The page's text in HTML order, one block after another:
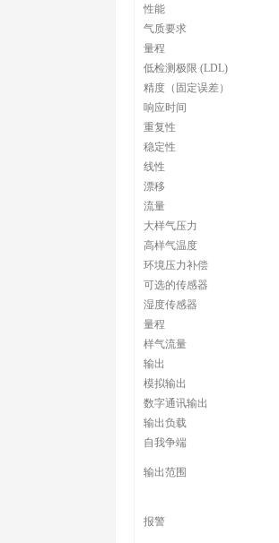
性能
气质要求
量程
低检测极限 (LDL)
精度（固定误差）
响应时间
重复性
稳定性
线性
漂移
流量
大样气压力
高样气温度
环境压力补偿
可选的传感器
湿度传感器
量程
样气流量
输出
模拟输出
数字通讯输出
输出负载
自我争端
输出范围
报警